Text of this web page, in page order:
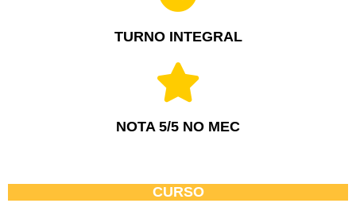
TURNO INTEGRAL
NOTA 5/5 NO MEC
CURSO